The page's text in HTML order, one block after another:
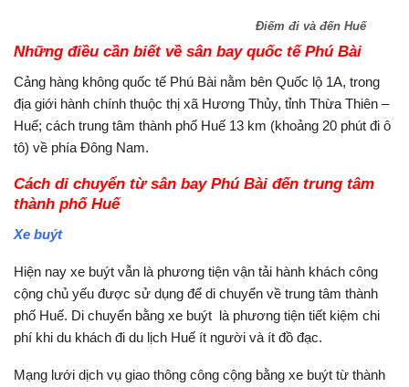
Điếm đi và đến Huế
Những điều cần biết về sân bay quốc tế Phú Bài
Cảng hàng không quốc tế Phú Bài nằm bên Quốc lộ 1A, trong
địa giới hành chính thuộc thị xã Hương Thủy, tỉnh Thừa Thiên –
Huế; cách trung tâm thành phố Huế 13 km (khoảng 20 phút đi ô
tô) về phía Đông Nam.
Cách di chuyển từ sân bay Phú Bài đến trung tâm
thành phố Huế
Xe buýt
Hiện nay xe buýt vẫn là phương tiện vận tải hành khách công
cộng chủ yếu được sử dụng để di chuyển về trung tâm thành
phố Huế. Di chuyển bằng xe buýt là phương tiện tiết kiệm chi
phí khi du khách đi du lịch Huế ít người và ít đồ đạc.
Mạng lưới dịch vụ giao thông công cộng bằng xe buýt từ thành